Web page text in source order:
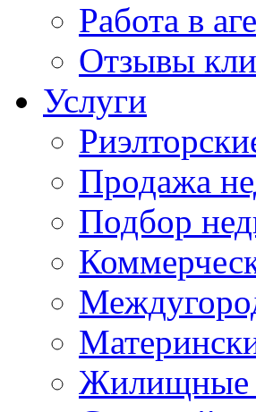
Работа в
Отзывы
Услуги
Продажа
Подбор
Жилищные